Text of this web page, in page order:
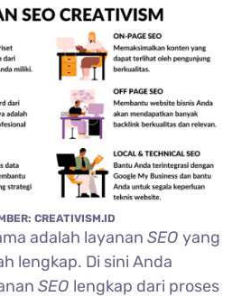
CREATIVISM.ID
adalah layananSEOyang
lengkap. Di sini Anda
SEO lengkap dari proses